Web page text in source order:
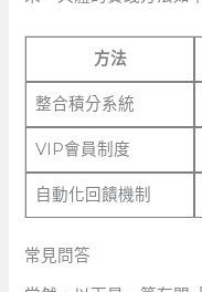
方法
整合積分系統
VIP會員制度
自動化回饋機制
常見問答